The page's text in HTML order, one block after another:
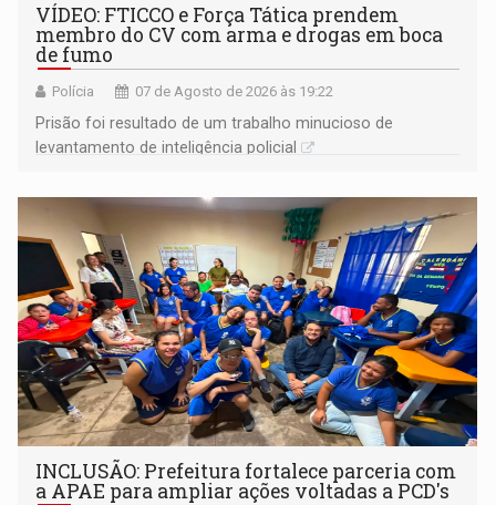
VÍDEO: FTICCO e Força Tática prendem
membro do CV com arma e drogas em boca
de fumo
Polícia 07 de Agosto de 2026 às 19:22
Prisão foi resultado de um trabalho minucioso de
levantamento de inteligência policial
INCLUSÃO: Prefeitura fortalece parceria com
a APAE para ampliar ações voltadas a PCD's